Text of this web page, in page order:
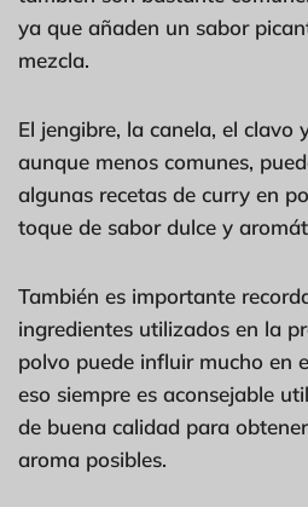
ya que añaden un sabor
mezcla.
El jengibre, la canela, el clavo
aunque menos comunes,
algunas recetas de curry en
toque de sabor dulce y
También es importante
ingredientes utilizados en la
polvo puede influir mucho en
eso siempre es aconsejable
de buena calidad para
aroma posibles.